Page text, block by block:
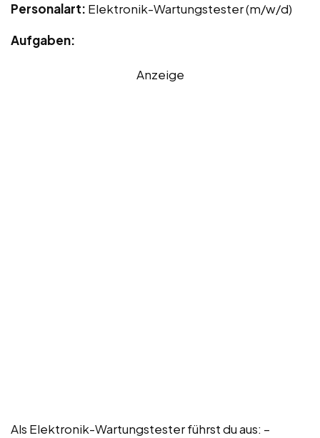
Personalart: Elektronik-Wartungstester (m/w/d)
Aufgaben:
Anzeige
Als Elektronik-Wartungstester führst du aus: –